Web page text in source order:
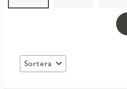
Sortera